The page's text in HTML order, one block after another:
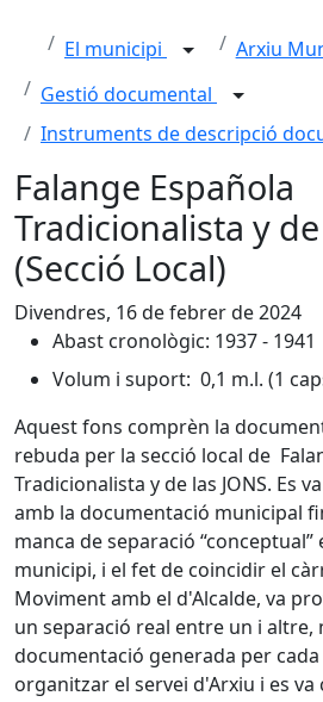
El municipi
Arxiu
Gestió documental
Instruments de descripció
Falange Española
Tradicionalista y de
(Secció Local)
Divendres, 16 de febrer de 2024
Abast cronològic: 1937 - 1941
Volum i suport: 0,1 m.l. (1
Aquest fons comprèn la
rebuda per la secció local de
Tradicionalista y de las JONS. Es
amb la documentació municipal
manca de separació
municipi, i el fet de coincidir el
Moviment amb el d'Alcalde, va
un separació real entre un i altre,
documentació generada per cada
organitzar el servei d'Arxiu i es